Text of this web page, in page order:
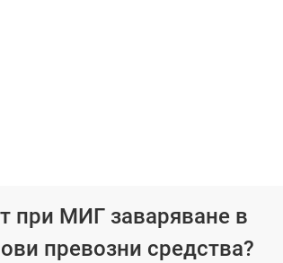
при МИГ заваряване в
превозни средства?